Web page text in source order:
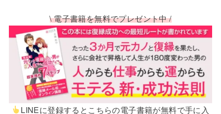
\ 電子書籍を無料でプレゼント中 /
LINEに登録するとこちらの電子書籍が無料で手に入